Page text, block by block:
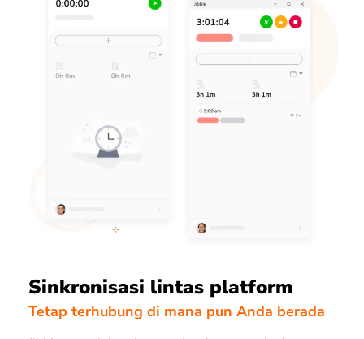
Sinkronisasi lintas platform
Tetap terhubung di mana pun Anda berada